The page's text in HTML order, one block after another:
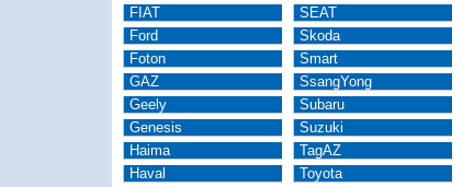
FIAT
Ford
Foton
GAZ
Geely
Genesis
Haima
Haval
SEAT
Skoda
Smart
SsangYong
Subaru
Suzuki
TagAZ
Toyota